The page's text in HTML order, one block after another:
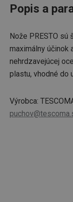
Popis a
Nože PRESTO sú
maximálny účinok
nehrdzavejúcej
plastu, vhodné do
Výrobca: